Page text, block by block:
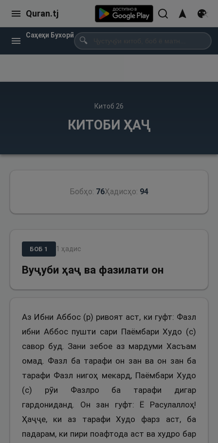
Quran.tj
Саҳеҳи Бухорӣ
🔍
Китоб 26
КИТОБИ ҲАҶ
Бобҳо: 76Ҳадисҳо: 94
БОБ 1 1 ҳадис
Вуҷуби ҳаҷ ва фазилати он
Аз Ибни Аббос (р) ривоят аст, ки гуфт: Фазл
ибни Аббос пушти сари Паёмбари Худо (с)
савор буд. Зани зебое аз мардуми Хасъам
омад. Фазл ба тарафи он зан ва он зан ба
тарафи Фазл нигоҳ мекард, Паёмбари Худо
(с) рӯи Фазлро ба тарафи дигар
гардониданд. Он зан гуфт: Ё Расулаллоҳ!
Ҳаҷҷе, ки аз тарафи Худо фарз аст, ба
падарам, ки пири поафтода аст ва худро бар